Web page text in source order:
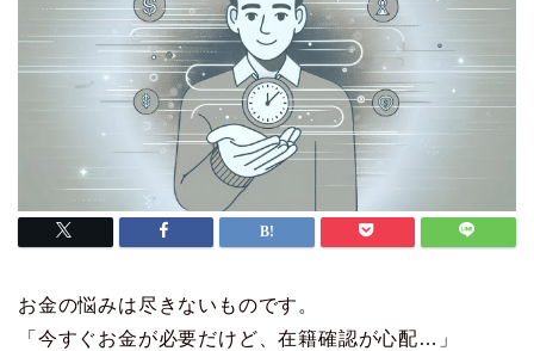
お金の悩みは尽きないものです。
「今すぐお金が必要だけど、在籍確認が心配…」